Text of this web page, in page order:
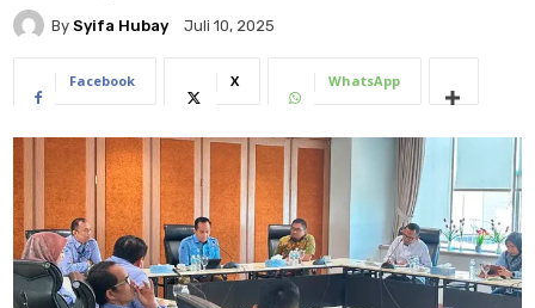
By Syifa Hubay Juli 10, 2025
Facebook X WhatsApp